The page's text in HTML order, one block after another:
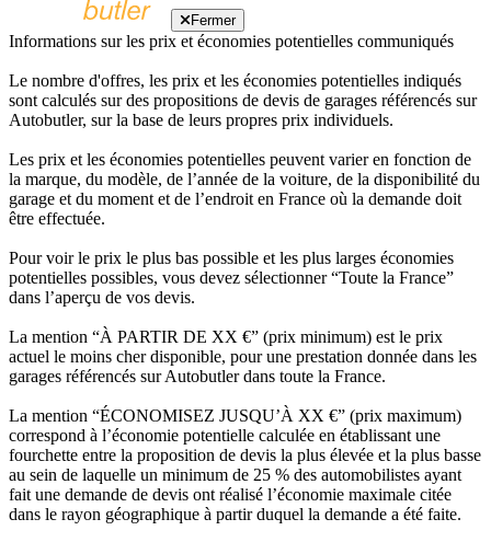
Fermer
Informations sur les prix et économies potentielles communiqués
Le nombre d'offres, les prix et les économies potentielles indiqués
sont calculés sur des propositions de devis de garages référencés sur
Autobutler, sur la base de leurs propres prix individuels.
Les prix et les économies potentielles peuvent varier en fonction de
la marque, du modèle, de l’année de la voiture, de la disponibilité du
garage et du moment et de l’endroit en France où la demande doit
être effectuée.
Pour voir le prix le plus bas possible et les plus larges économies
potentielles possibles, vous devez sélectionner “Toute la France”
dans l’aperçu de vos devis.
La mention “À PARTIR DE XX €” (prix minimum) est le prix
actuel le moins cher disponible, pour une prestation donnée dans les
garages référencés sur Autobutler dans toute la France.
La mention “ÉCONOMISEZ JUSQU’À XX €” (prix maximum)
correspond à l’économie potentielle calculée en établissant une
fourchette entre la proposition de devis la plus élevée et la plus basse
au sein de laquelle un minimum de 25 % des automobilistes ayant
fait une demande de devis ont réalisé l’économie maximale citée
dans le rayon géographique à partir duquel la demande a été faite.